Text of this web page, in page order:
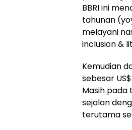
BBRI ini
tahunan
melayani
inclusion &
Kemudian
sebesar
Masih pada
sejalan
terutama